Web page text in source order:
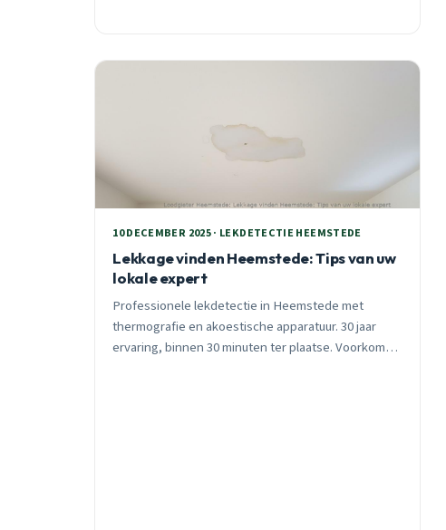
10 DECEMBER 2025 · LEKDETECTIE HEEMSTEDE
Lekkage vinden Heemstede: Tips van uw
lokale expert
Professionele lekdetectie in Heemstede met
thermografie en akoestische apparatuur. 30 jaar
ervaring, binnen 30 minuten ter plaatse. Voorkom